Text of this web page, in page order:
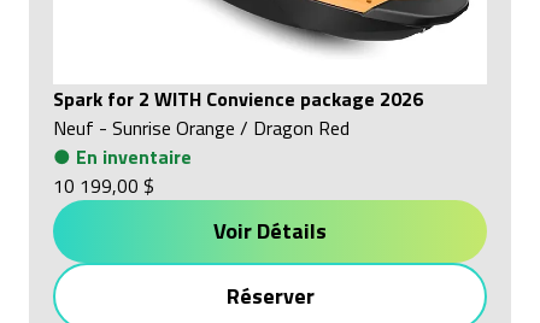
Spark for 2 WITH Convience package 2026
Neuf - Sunrise Orange / Dragon Red
● En inventaire
10 199,00 $
Voir Détails
Réserver